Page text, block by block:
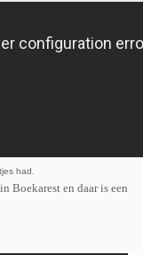
had.
Boekarest en daar is een